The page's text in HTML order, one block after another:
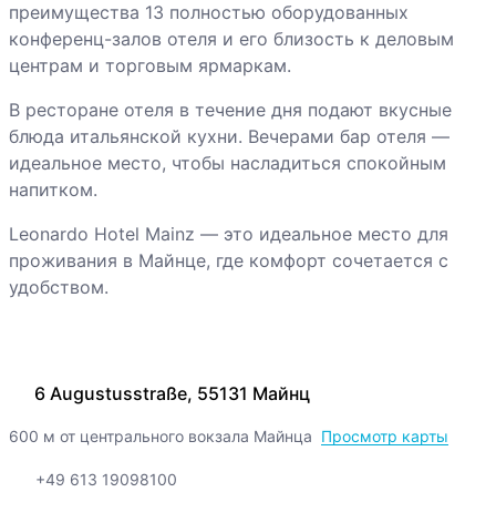
6 Augustusstraße, 55131 Майнц
600 м от центрального вокзала Майнца Просмотр карты
+49 613 19098100
преимущества 13 полностью оборудованных
конференц-залов отеля и его близость к деловым
центрам и торговым ярмаркам.
В ресторане отеля в течение дня подают вкусные
блюда итальянской кухни. Вечерами бар отеля —
идеальное место, чтобы насладиться спокойным
напитком.
Leonardo Hotel Mainz — это идеальное место для
проживания в Майнце, где комфорт сочетается с
удобством.